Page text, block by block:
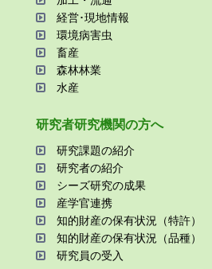
経営･現地情報
環境病害⾍
畜産
森林林業
⽔産
研究者研究機関の⽅へ
研究課題の紹介
研究者の紹介
シーズ研究の成果
産学官連携
知的財産の保有状況（特許）
知的財産の保有状況（品種）
研究員の受⼊